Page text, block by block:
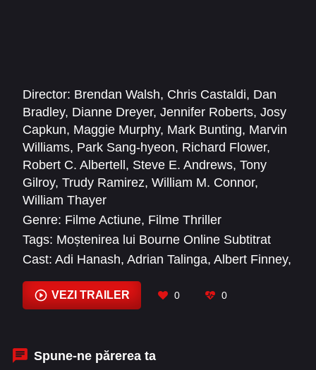
Director: Brendan Walsh, Chris Castaldi, Dan
Bradley, Dianne Dreyer, Jennifer Roberts, Josy
Capkun, Maggie Murphy, Mark Bunting, Marvin
Williams, Park Sang-hyeon, Richard Flower,
Robert C. Albertell, Steve E. Andrews, Tony
Gilroy, Trudy Ramirez, William M. Connor,
William Thayer
Genre: Filme Actiune, Filme Thriller
Tags: Moștenirea lui Bourne Online Subtitrat
Cast: Adi Hanash, Adrian Talinga, Albert Finney,
Alvin Zalamea, Ana Berry, Anitha Gandhi
Antonette Garcia, Arthur Acuña
VEZI TRAILER 0 0
Spune-ne părerea ta